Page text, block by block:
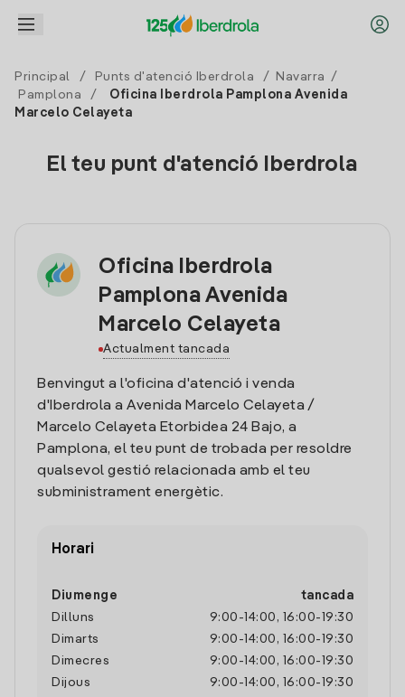
Principal / Punts d'atenció Iberdrola / Navarra
/
Pamplona
/
Oficina Iberdrola Pamplona Avenida
Marcelo Celayeta
El teu punt d'atenció Iberdrola
Oficina Iberdrola
Pamplona Avenida
Marcelo Celayeta
Actualment tancada
Benvingut a l'oficina d'atenció i venda
d'Iberdrola a Avenida Marcelo Celayeta /
Marcelo Celayeta Etorbidea 24 Bajo, a
Pamplona, el teu punt de trobada per resoldre
qualsevol gestió relacionada amb el teu
subministrament energètic.
Horari
Diumenge
tancada
Dilluns
9:00 - 14:00 , 16:00- 19:30
Dimarts
9:00 - 14:00 , 16:00- 19:30
Dimecres
9:00 - 14:00 , 16:00- 19:30
Dijous
9:00 - 14:00 , 16:00- 19:30